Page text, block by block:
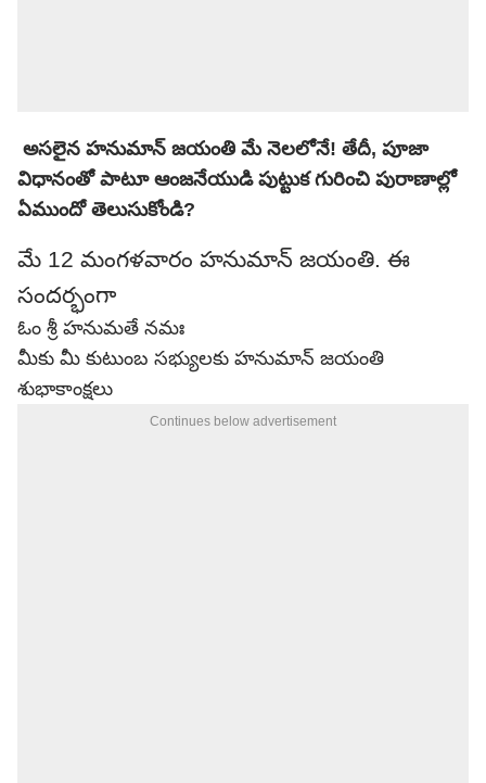
అసలైన హనుమాన్ జయంతి మే నెలలోనే! తేదీ, పూజా
విధానంతో పాటూ ఆంజనేయుడి పుట్టుక గురించి పురాణాల్లో
ఏముందో తెలుసుకోండి?
మే 12 మంగళవారం హనుమాన్ జయంతి. ఈ
సందర్భంగా
ఓం శ్రీ హనుమతే నమః
మీకు మీ కుటుంబ సభ్యులకు హనుమాన్ జయంతి
శుభాకాంక్షలు
Continues below advertisement